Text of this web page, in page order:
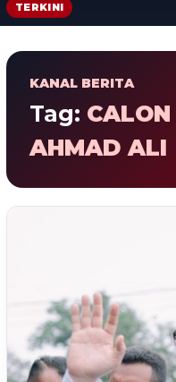
TERKINI
KANAL BERITA
Tag: CALON
AHMAD ALI